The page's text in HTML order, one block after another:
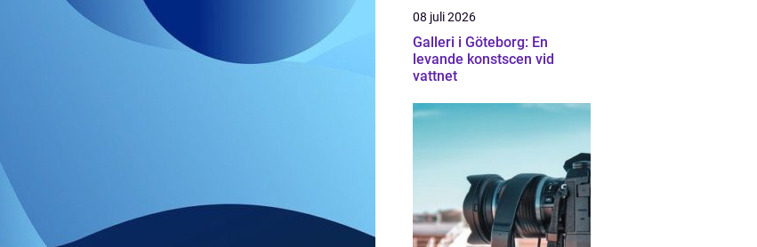
08 juli 2026
Galleri i Göteborg: En
levande konstscen vid
vattnet